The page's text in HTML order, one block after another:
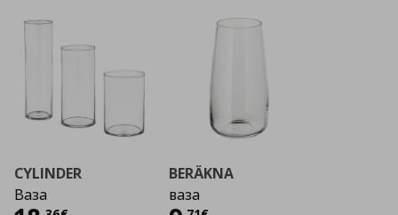
CYLINDER
Ваза
BERÄKNA
ваза